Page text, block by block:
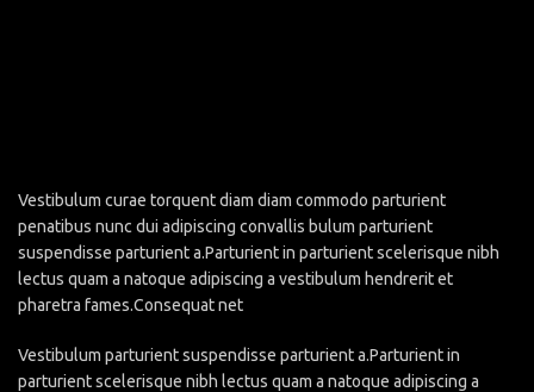
Vestibulum curae torquent diam diam commodo parturient
penatibus nunc dui adipiscing convallis bulum parturient
suspendisse parturient a.Parturient in parturient scelerisque nibh
lectus quam a natoque adipiscing a vestibulum hendrerit et
pharetra fames.Consequat net
Vestibulum parturient suspendisse parturient a.Parturient in
parturient scelerisque nibh lectus quam a natoque adipiscing a